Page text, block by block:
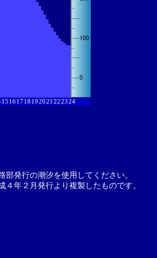
15 16 17 18 192021222324
発行の潮汐を使用してください。
年２月発行より複製したものです。